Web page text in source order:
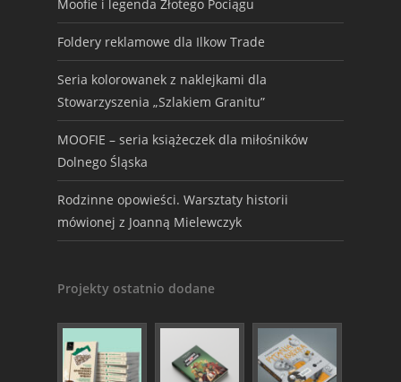
Moofie i legenda Złotego Pociągu
Foldery reklamowe dla Ilkow Trade
Seria kolorowanek z naklejkami dla
Stowarzyszenia „Szlakiem Granitu”
MOOFIE – seria książeczek dla miłośników
Dolnego Śląska
Rodzinne opowieści. Warsztaty historii
mówionej z Joanną Mielewczyk
Projekty ostatnio dodane